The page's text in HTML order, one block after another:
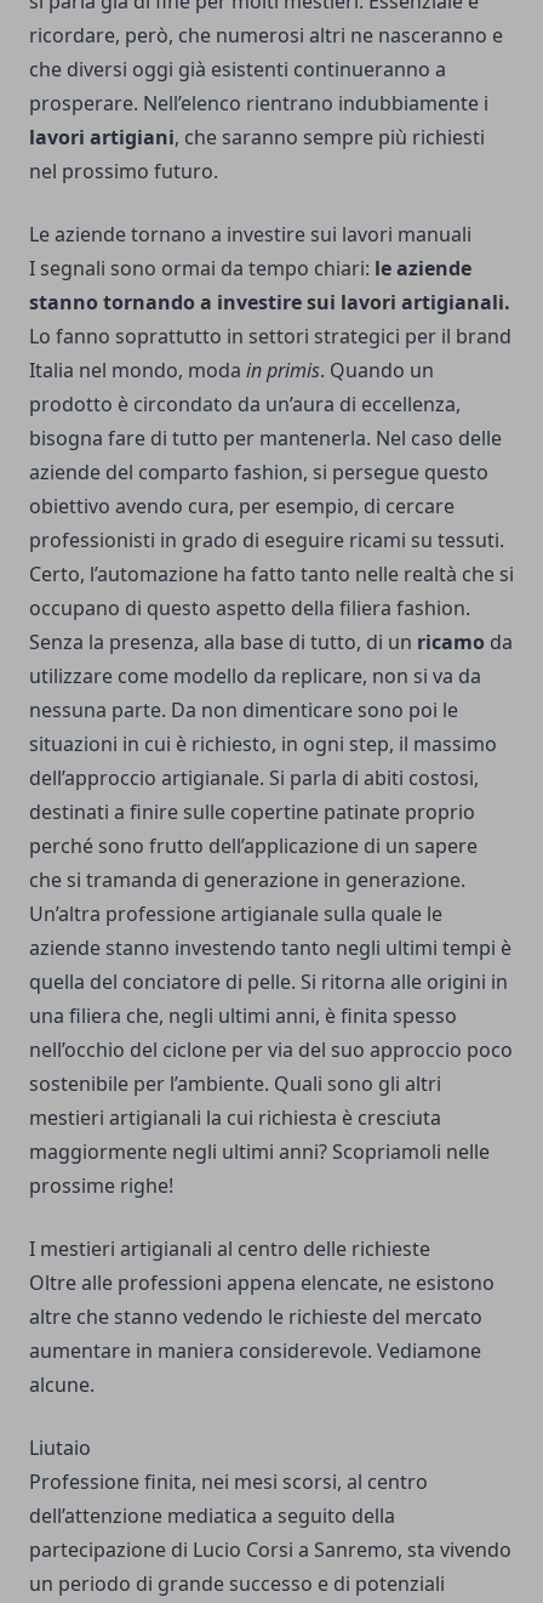
ricordare, però, che numerosi altri ne nasceranno e
che diversi oggi già esistenti continueranno a
prosperare. Nell’elenco rientrano indubbiamente i
lavori artigiani, che saranno sempre più richiesti
nel prossimo futuro.
Le aziende tornano a investire sui lavori manuali
I segnali sono ormai da tempo chiari: le aziende
stanno tornando a investire sui lavori artigianali.
Lo fanno soprattutto in settori strategici per il brand
Italia nel mondo, moda in primis. Quando un
prodotto è circondato da un’aura di eccellenza,
bisogna fare di tutto per mantenerla. Nel caso delle
aziende del comparto fashion, si persegue questo
obiettivo avendo cura, per esempio, di cercare
professionisti in grado di eseguire ricami su tessuti.
Certo, l’automazione ha fatto tanto nelle realtà che si
occupano di questo aspetto della filiera fashion.
Senza la presenza, alla base di tutto, di un ricamo da
utilizzare come modello da replicare, non si va da
nessuna parte. Da non dimenticare sono poi le
situazioni in cui è richiesto, in ogni step, il massimo
dell’approccio artigianale. Si parla di abiti costosi,
destinati a finire sulle copertine patinate proprio
perché sono frutto dell’applicazione di un sapere
che si tramanda di generazione in generazione.
Un’altra professione artigianale sulla quale le
aziende stanno investendo tanto negli ultimi tempi è
quella del conciatore di pelle. Si ritorna alle origini in
una filiera che, negli ultimi anni, è finita spesso
nell’occhio del ciclone per via del suo approccio poco
sostenibile per l’ambiente. Quali sono gli altri
mestieri artigianali la cui richiesta è cresciuta
maggiormente negli ultimi anni? Scopriamoli nelle
prossime righe!
I mestieri artigianali al centro delle richieste
Oltre alle professioni appena elencate, ne esistono
altre che stanno vedendo le richieste del mercato
aumentare in maniera considerevole. Vediamone
alcune.
Liutaio
Professione finita, nei mesi scorsi, al centro
dell’attenzione mediatica a seguito della
partecipazione di Lucio Corsi a Sanremo, sta vivendo
un periodo di grande successo e di potenziali